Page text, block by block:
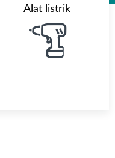
Alat listrik